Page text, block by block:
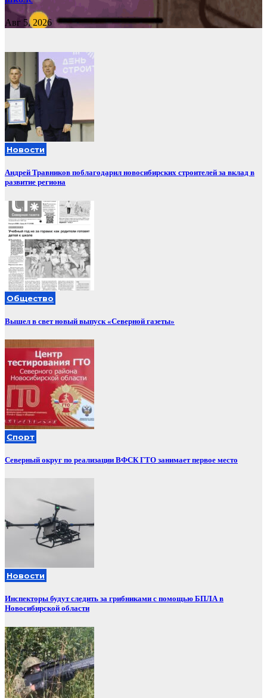
Авг 5, 2026
Новости
Андрей Травников поблагодарил новосибирских строителей за вклад в
развитие региона
Общество
Вышел в свет новый выпуск «Северной газеты»
Спорт
Северный округ по реализации ВФСК ГТО занимает первое место
Новости
Инспекторы будут следить за грибниками с помощью БПЛА в
Новосибирской области